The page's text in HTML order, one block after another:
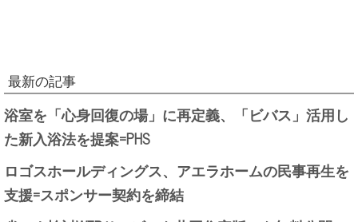
最新の記事
浴室を「心身回復の場」に再定義、「ビバス」活用し
た新入浴法を提案=PHS
ロゴスホールディングス、アエラホームの民事再生を
支援=スポンサー契約を締結